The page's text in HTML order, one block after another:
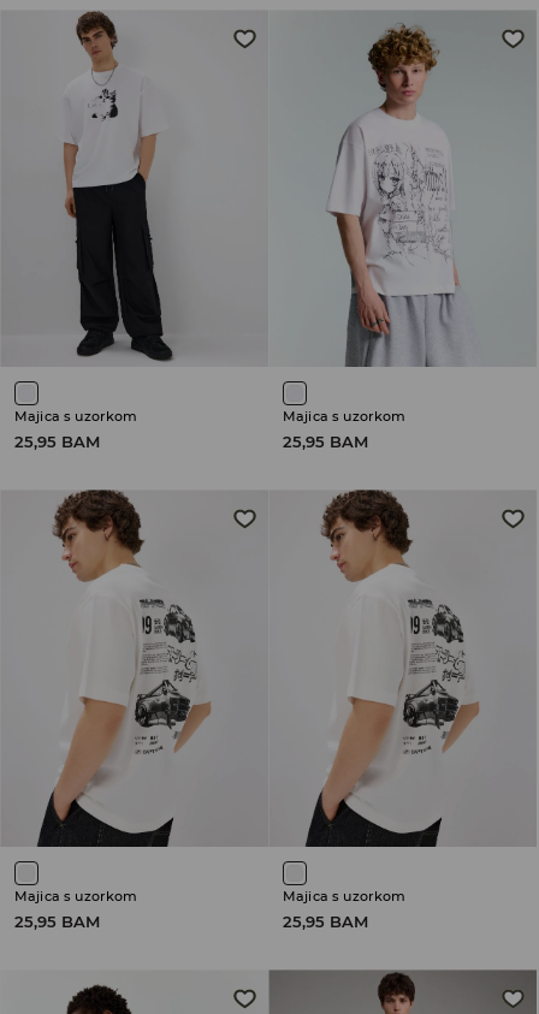
Majica s uzorkom
25,95 BAM
Majica s uzorkom
25,95 BAM
Majica s uzorkom
25,95 BAM
Majica s uzorkom
25,95 BAM